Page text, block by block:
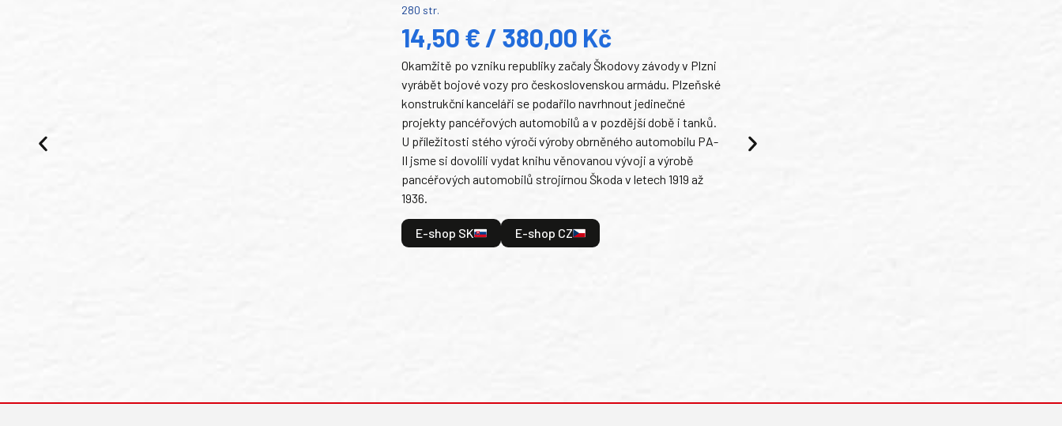
280 str.
14,50 € / 380,00 Kč
Okamžitě po vzniku republiky začaly Škodovy závody v Plzni
vyrábět bojové vozy pro československou armádu. Plzeňské
konstrukční kanceláři se podařilo navrhnout jedinečné
projekty pancéřových automobilů a v pozdější době i tanků.
U příležitosti stého výročí výroby obrněného automobilu PA-
II jsme si dovolili vydat knihu věnovanou vývoji a výrobě
pancéřových automobilů strojírnou Škoda v letech 1919 až
1936.
E-shop SK E-shop CZ